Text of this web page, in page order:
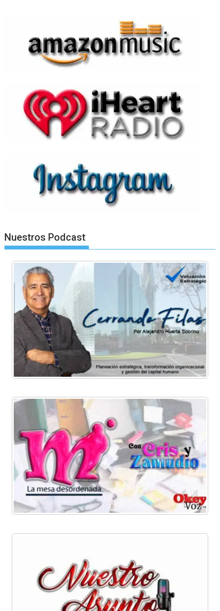
Nuestros Podcast